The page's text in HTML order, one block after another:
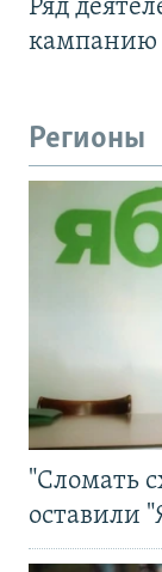
Ряд
кампанию
Регионы
"Сломать
оставили